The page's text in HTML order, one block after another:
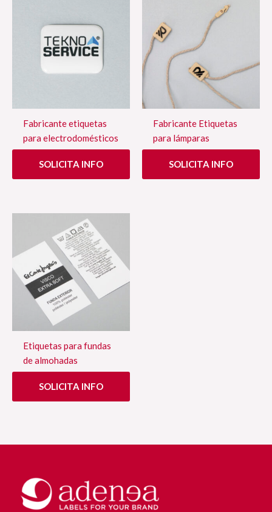
Fabricante etiquetas
para electrodomésticos
SOLICITA INFO
Fabricante Etiquetas
para lámparas
SOLICITA INFO
Etiquetas para fundas
de almohadas
SOLICITA INFO